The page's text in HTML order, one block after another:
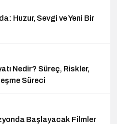
Huzur, Sevgi ve Yeni Bir
Nedir? Süreç, Riskler,
Süreci
Başlayacak Filmler